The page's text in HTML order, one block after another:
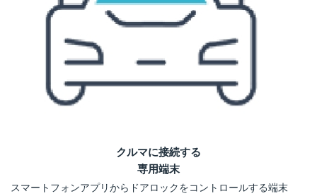
クルマに接続する
専用端末
スマートフォンアプリからドアロックをコントロールする端末